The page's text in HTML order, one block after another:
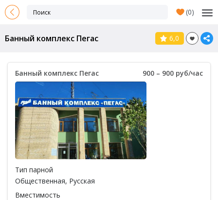
(0)
Банный комплекс Пегас 6,0
Банный комплекс Пегас 900 – 900 руб/час
Тип парной
Общественная, Русская
Вместимость